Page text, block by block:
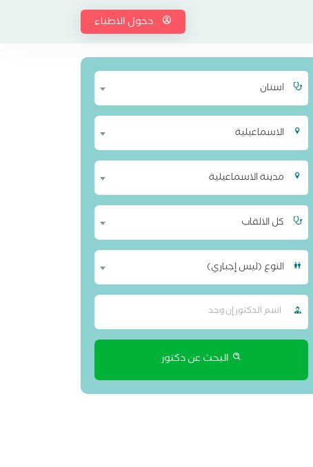
دخول الاطباء
اسنان
الاسماعيلية
مدينة الاسماعيلية
كل الالقاب
النوع (ليس إجباري)
البحث عن دكتور